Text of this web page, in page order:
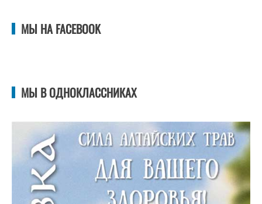
МЫ НА FACEBOOK
МЫ В ОДНОКЛАССНИКАХ